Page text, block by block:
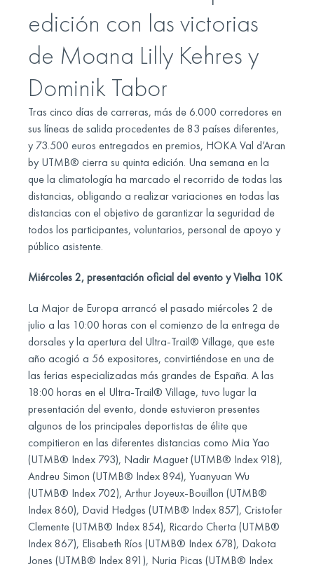
edición con las victorias
de Moana Lilly Kehres y
Dominik Tabor
Tras cinco días de carreras, más de 6.000 corredores en
sus líneas de salida procedentes de 83 países diferentes,
y 73.500 euros entregados en premios, HOKA Val d’Aran
by UTMB® cierra su quinta edición. Una semana en la
que la climatología ha marcado el recorrido de todas las
distancias, obligando a realizar variaciones en todas las
distancias con el objetivo de garantizar la seguridad de
todos los participantes, voluntarios, personal de apoyo y
público asistente.
Miércoles 2, presentación oficial del evento y Vielha 10K
La Major de Europa arrancó el pasado miércoles 2 de
julio a las 10:00 horas con el comienzo de la entrega de
dorsales y la apertura del Ultra-Trail® Village, que este
año acogió a 56 expositores, convirtiéndose en una de
las ferias especializadas más grandes de España. A las
18:00 horas en el Ultra-Trail® Village, tuvo lugar la
presentación del evento, donde estuvieron presentes
algunos de los principales deportistas de élite que
compitieron en las diferentes distancias como Mia Yao
(UTMB® Index 793), Nadir Maguet (UTMB® Index 918),
Andreu Simon (UTMB® Index 894), Yuanyuan Wu
(UTMB® Index 702), Arthur Joyeux-Bouillon (UTMB®
Index 860), David Hedges (UTMB® Index 857), Cristofer
Clemente (UTMB® Index 854), Ricardo Cherta (UTMB®
Index 867), Elisabeth Ríos (UTMB® Index 678), Dakota
Jones (UTMB® Index 891), Nuria Picas (UTMB® Index